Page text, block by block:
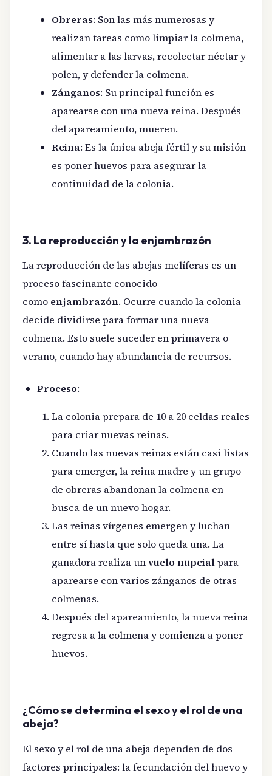
Obreras: Son las más numerosas y
realizan tareas como limpiar la colmena,
alimentar a las larvas, recolectar néctar y
polen, y defender la colmena.
Zánganos: Su principal función es
aparearse con una nueva reina. Después
del apareamiento, mueren.
Reina: Es la única abeja fértil y su misión
es poner huevos para asegurar la
continuidad de la colonia.
3. La reproducción y la enjambrazón
La reproducción de las abejas melíferas es un
proceso fascinante conocido
como enjambrazón. Ocurre cuando la colonia
decide dividirse para formar una nueva
colmena. Esto suele suceder en primavera o
verano, cuando hay abundancia de recursos.
Proceso:
La colonia prepara de 10 a 20 celdas reales
para criar nuevas reinas.
Cuando las nuevas reinas están casi listas
para emerger, la reina madre y un grupo
de obreras abandonan la colmena en
busca de un nuevo hogar.
Las reinas vírgenes emergen y luchan
entre sí hasta que solo queda una. La
ganadora realiza unvuelo nupcialpara
aparearse con varios zánganos de otras
colmenas.
Después del apareamiento, la nueva reina
regresa a la colmena y comienza a poner
huevos.
¿Cómo se determina el sexo y el rol de una
abeja?
El sexo y el rol de una abeja dependen de dos
factores principales: la fecundación del huevo y